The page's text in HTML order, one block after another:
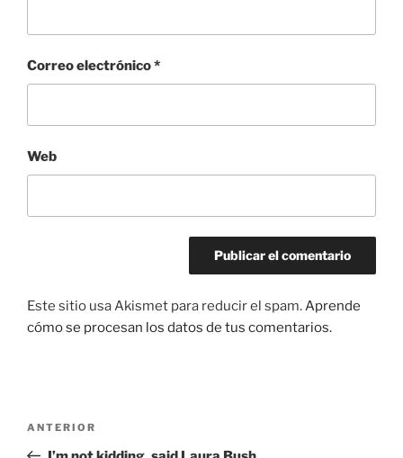
Correo electrónico*
Web
Este sitio usa Akismet para reducir el spam.Aprende
cómo se procesan los datos de tus comentarios.
Entrada
anterior:
ANTERIOR